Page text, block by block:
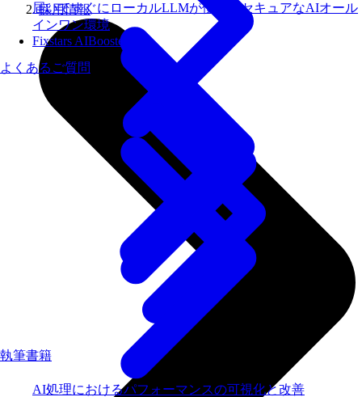
執筆書籍
届いてすぐにローカルLLMが使えるセキュアなAIオール
インワン環境
Fixstars AIBooster
AI処理におけるパフォーマンスの可視化と改善
よくあるご質問
採用情報